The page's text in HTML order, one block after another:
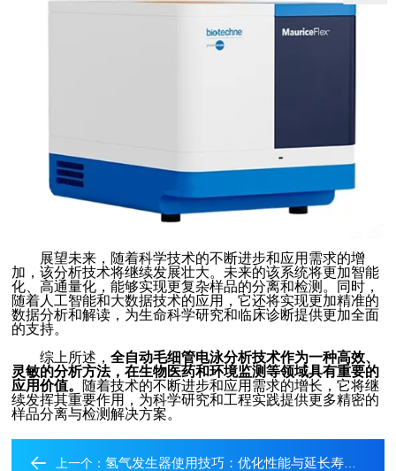
展望未来，随着科学技术的不断进步和应用需求的增
加，该分析技术将继续发展壮大。未来的该系统将更加智能
化、高通量化，能够实现更复杂样品的分离和检测。同时，
随着人工智能和大数据技术的应用，它还将实现更加精准的
数据分析和解读，为生命科学研究和临床诊断提供更加全面
的支持。
综上所述，全自动毛细管电泳分析技术作为一种高效、
灵敏的分析方法，在生物医药和环境监测等领域具有重要的
应用价值。 随着技术的不断进步和应用需求的增长，它将继
续发挥其重要作用，为科学研究和工程实践提供更多精密的
样品分离与检测解决方案。
上一个：氢气发生器使用技巧：优化性能与延长寿命的实用指南